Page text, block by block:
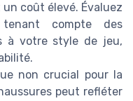
coût élevé. Évaluez
compte des
à votre style de jeu,
non crucial pour la
peut refléter